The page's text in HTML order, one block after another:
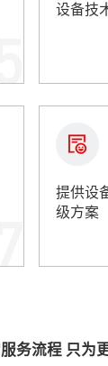
设备技
提供设
级方案
务流程 只为